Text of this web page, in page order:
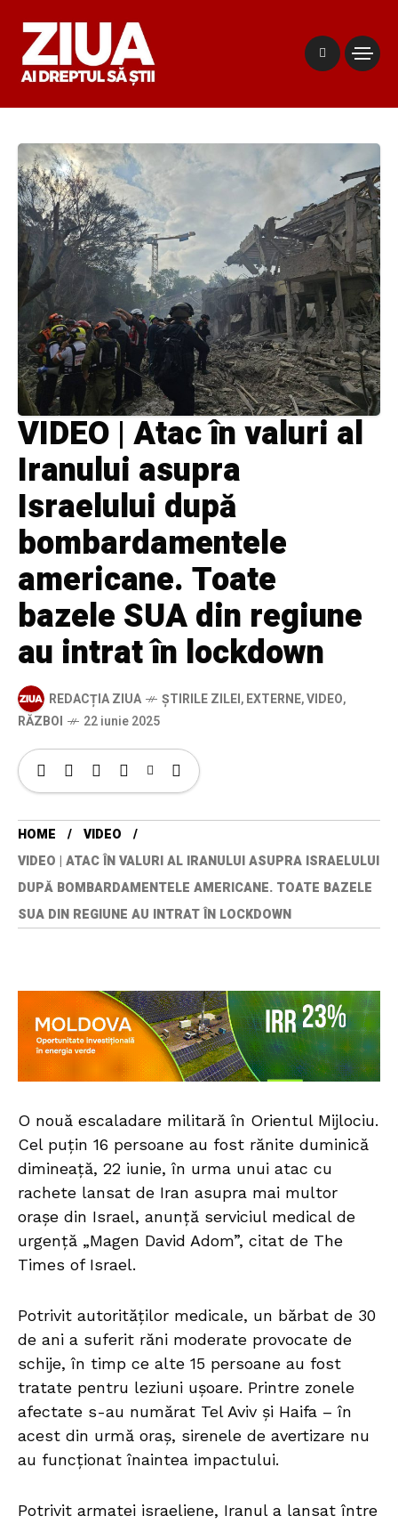
VIDEO | Atac în valuri al
Iranului asupra
Israelului după
bombardamentele
americane. Toate
bazele SUA din regiune
au intrat în lockdown
REDACȚIA ZIUA ȘTIRILE ZILEI,EXTERNE,VIDEO,
RĂZBOI
22 iunie 2025
HOME
VIDEO
VIDEO | ATAC ÎN VALURI AL IRANULUI ASUPRA ISRAELULUI
DUPĂ BOMBARDAMENTELE AMERICANE. TOATE BAZELE
SUA DIN REGIUNE AU INTRAT ÎN LOCKDOWN
O nouă escaladare militară în Orientul Mijlociu.
Cel puțin 16 persoane au fost rănite duminică
dimineață, 22 iunie, în urma unui atac cu
rachete lansat de Iran asupra mai multor
orașe din Israel, anunță serviciul medical de
urgență „Magen David Adom”, citat de The
Times of Israel.
Potrivit autorităților medicale, un bărbat de 30
de ani a suferit răni moderate provocate de
schije, în timp ce alte 15 persoane au fost
tratate pentru leziuni ușoare. Printre zonele
afectate s-au numărat Tel Aviv și Haifa – în
acest din urmă oraș, sirenele de avertizare nu
au funcționat înaintea impactului.
Potrivit armatei israeliene, Iranul a lansat între